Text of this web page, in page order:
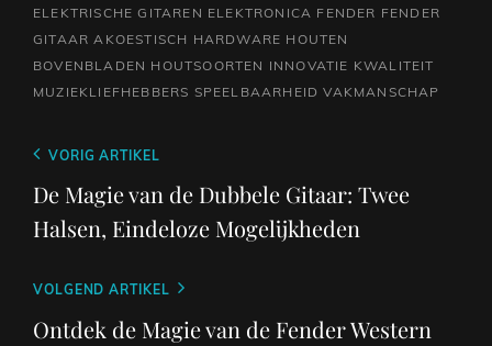
ELEKTRISCHE GITAREN ELEKTRONICA FENDER FENDER
GITAAR AKOESTISCH HARDWARE HOUTEN
BOVENBLADEN HOUTSOORTEN INNOVATIE KWALITEIT
MUZIEKLIEFHEBBERS SPEELBAARHEID VAKMANSCHAP
Berichtnavigatie
Vorig
bericht
VORIG ARTIKEL
De Magie van de Dubbele Gitaar: Twee
Halsen, Eindeloze Mogelijkheden
Volgend
bericht
VOLGEND ARTIKEL
Ontdek de Magie van de Fender Western